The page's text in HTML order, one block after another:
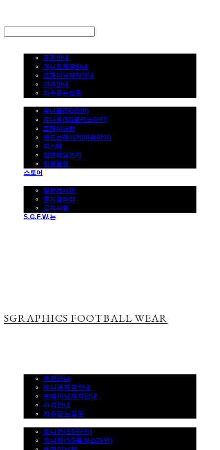
주문안내
유니폼제작안내
트레이닝제작안내
가격안내
자주묻는질문
유니폼(SG라인)
유니폼(SG플러스라인)
트레이닝탑
윈드브레이커(바람막이)
피스테
양면패딩조끼
팀엠블럼
스토어
질문게시판
후기갤러리
공지사항
S.G.F.W.는
SGRAPHICS FOOTBALL WEAR
주문안내
유니폼제작안내
트레이닝제작안내
가격안내
자주묻는질문
유니폼(SG라인)
유니폼(SG플러스라인)